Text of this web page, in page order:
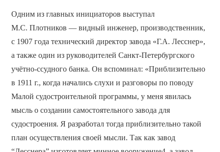
Одним из главных инициаторов выступал
М.С. Плотников — видный инженер, производственник,
с 1907 года технический директор завода «Г.А. Лесснер»,
а также один из руководителей Санкт-Петербургского
учётно-ссудного банка. Он вспоминал: «Приблизительно
в 1911 г., когда начались слухи и разговоры по поводу
Малой судостроительной программы, у меня явилась
мысль о создании самостоятельного завода для
судостроения. Я разработал тогда приблизительно такой
план осуществления своей мысли. Так как завод